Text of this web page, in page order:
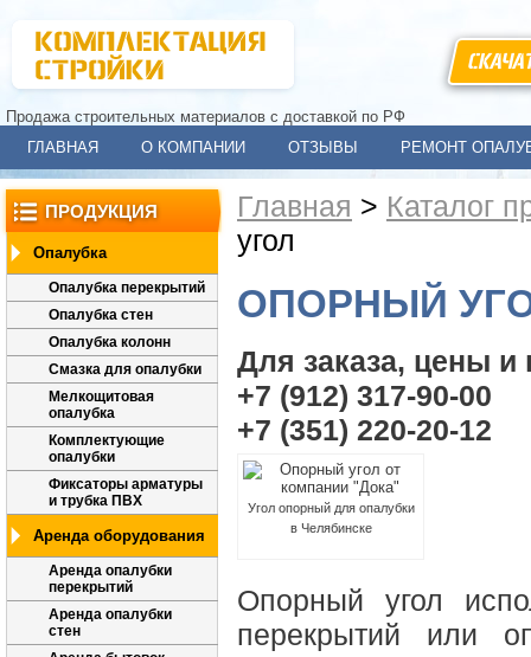
Продажа строительных материалов с доставкой по РФ
ГЛАВНАЯ О КОМПАНИИ ОТЗЫВЫ РЕМОНТ
ПРОДУКЦИЯ
Опалубка
Опалубка перекрытий
Опалубка стен
Опалубка колонн
Смазка для опалубки
Мелкощитовая
опалубка
Комплектующие
опалубки
Фиксаторы арматуры
и трубка ПВХ
Аренда оборудования
Аренда опалубки
перекрытий
Аренда опалубки
стен
Главная > Каталог
угол
ОПОРНЫЙ
Для заказа, цены и
+7 (912) 317-90-00
+7 (351) 220-20-12
Угол опорный для опалубки
в Челябинске
Опорный угол
перекрытий или